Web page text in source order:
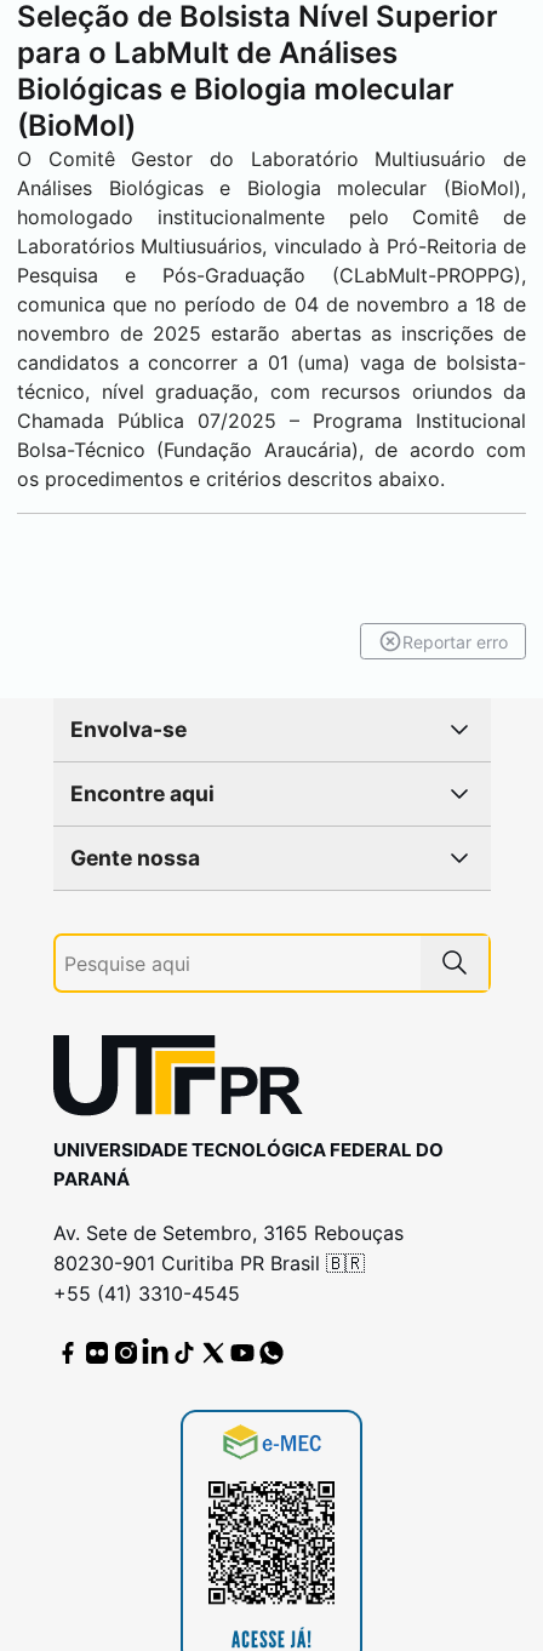
Seleção de Bolsista Nível Superior
para o LabMult de Análises
Biológicas e Biologia molecular
(BioMol)
O Comitê Gestor do Laboratório Multiusuário de
Análises Biológicas e Biologia molecular (BioMol),
homologado institucionalmente pelo Comitê de
Laboratórios Multiusuários, vinculado à Pró-Reitoria de
Pesquisa e Pós-Graduação (CLabMult-PROPPG),
comunica que no período de 04 de novembro a 18 de
novembro de 2025 estarão abertas as inscrições de
candidatos a concorrer a 01 (uma) vaga de bolsista-
técnico, nível graduação, com recursos oriundos da
Chamada Pública 07/2025 – Programa Institucional
Bolsa-Técnico (Fundação Araucária), de acordo com
os procedimentos e critérios descritos abaixo.
Reportar erro
Envolva-se
Encontre aqui
Gente nossa
UNIVERSIDADE TECNOLÓGICA FEDERAL DO
PARANÁ
Av. Sete de Setembro, 3165 Rebouças
80230-901 Curitiba PR Brasil 🇧🇷
+55 (41) 3310-4545